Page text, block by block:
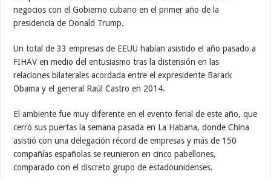
negocios con el Gobierno cubano en el primer año de la
presidencia de Donald Trump.
Un total de 33 empresas de EEUU habían asistido el año pasado a
FIHAV en medio del entusiasmo tras la distensión en las
relaciones bilaterales acordada entre el expresidente Barack
Obama y el general Raúl Castro en 2014.
El ambiente fue muy diferente en el evento ferial de este año, que
cerró sus puertas la semana pasada en La Habana, donde China
asistió con una delegación récord de empresas y más de 150
compañías españolas se reunieron en cinco pabellones,
comparado con el discreto grupo de estadounidenses.